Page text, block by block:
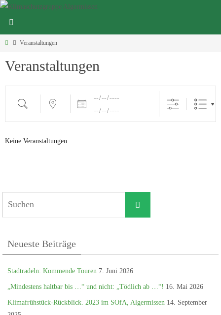
Zum
Inhalt
StartVeranstaltungen
Veranstaltungen
Suche Nahe ... Daten
Keine Veranstaltungen
Suchen
Neueste Beiträge
Stadtradeln: Kommende Touren 7. Juni 2026
„Mindestens haltbar bis …“ und nicht: „Tödlich ab …“! 16. Mai 2026
Klimafrühstück-Rückblick. 2023 im SOfA, Algermissen 14. September